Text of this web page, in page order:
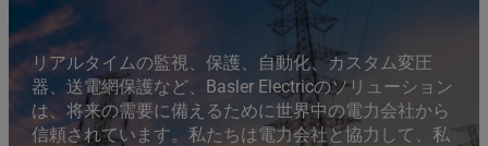
リアルタイムの監視、保護、自動化、カスタム変圧
器、送電網保護など、Basler Electricのソリューション
は、将来の需要に備えるために世界中の電力会社から
信頼されています。私たちは電力会社と協力して、私